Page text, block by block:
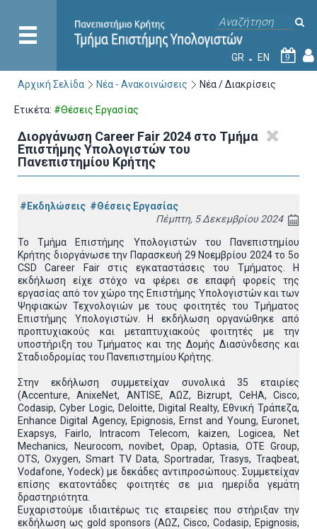
GR EN 9
Αρχική Σελίδα Νέα - Ανακοινώσεις Νέα / Διακρίσεις
Ετικέτα: #Θέσεις Εργασίας
Διοργάνωση Career Fair 2024 στο Τμήμα
Επιστήμης Υπολογιστών του
Πανεπιστημίου Κρήτης
#Εκδηλώσεις #Θέσεις Εργασίας
Πέμπτη, 5 Δεκεμβρίου 2024
Το Τμήμα Επιστήμης Υπολογιστών του Πανεπιστημίου
Κρήτης διοργάνωσε την Παρασκευή 29 Νοεμβρίου 2024 το 5ο
CSD Career Fair στις εγκαταστάσεις του Τμήματος. Η
εκδήλωση είχε στόχο να φέρει σε επαφή φορείς της
εργασίας από τον χώρο της Επιστήμης Υπολογιστών και των
Ψηφιακών Τεχνολογιών με τους φοιτητές του Τμήματος
Επιστήμης Υπολογιστών. Η εκδήλωση οργανώθηκε από
προπτυχιακούς και μεταπτυχιακούς φοιτητές με την
υποστήριξη του Τμήματος και της Δομής Διασύνδεσης και
Σταδιοδρομίας του Πανεπιστημίου Κρήτης.
Στην εκδήλωση συμμετείχαν συνολικά 35 εταιρίες
(Accenture, AnixeNet, ANTISE, ΑΩΖ, Bizrupt, CeHA, Cisco,
Codasip, Cyber Logic, Deloitte, Digital Realty, Εθνική Τράπεζα,
Enhance Digital Agency, Epignosis, Ernst and Young, Euronet,
Exapsys, Fairlo, Intracom Telecom, kaizen, Logicea, Net
Mechanics, Neurocom, novibet, Opap, Optasia, OTE Group,
OTS, Oxygen, Smart TV Data, Sportradar, Trasys, Traqbeat,
Vodafone, Yodeck) με δεκάδες αντιπροσώπους. Συμμετείχαν
επίσης εκατοντάδες φοιτητές σε μια ημερίδα γεμάτη
δραστηριότητα.
Ευχαριστούμε ιδιαιτέρως τις εταιρείες που στήριξαν την
εκδήλωση ως gold sponsors (ΑΩΖ, Cisco, Codasip, Epignosis,